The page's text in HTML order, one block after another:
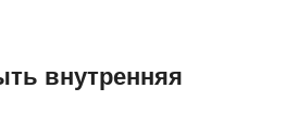
внутренняя